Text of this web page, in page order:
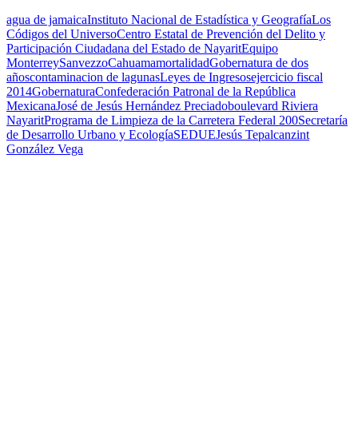
agua de jamaicaInstituto Nacional de Estadística y GeografíaLos
Códigos del UniversoCentro Estatal de Prevención del Delito y
Participación Ciudadana del Estado de NayaritEquipo
MonterreySanvezzoCahuamamortalidadGobernatura de dos
añoscontaminacion de lagunasLeyes de Ingresosejercicio fiscal
2014GobernaturaConfederación Patronal de la República
MexicanaJosé de Jesús Hernández Preciadoboulevard Riviera
NayaritPrograma de Limpieza de la Carretera Federal 200Secretaría
de Desarrollo Urbano y EcologíaSEDUEJesús Tepalcanzint
González Vega